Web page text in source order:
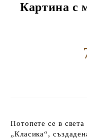
Картина с
Потопете се в света
„Класика“,